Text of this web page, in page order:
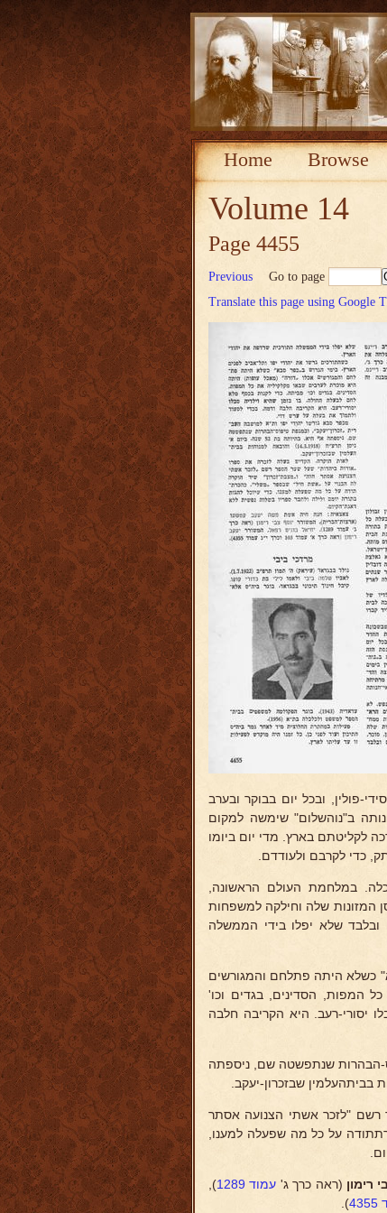
Home Browse
Volume 14
Page 4455
Previous Go to page
Translate this page using Google
פולין, ובכל יום בבוקר ובערב
ב"נוהשלום" שימשה למקום
לקליטתם בארץ. מדי יום ביומו
כדי לקרבם ולעודדם.
במלחמת העולם הראשונה,
שלה וחילקה למשפחות
ובלבד שלא יפלו בידי הממשלה
כשלא היתה פתלחם והמגורשים
המפות, הסדינים, בגדים וכו'
יסורי-רעב. היא הקריבה חלבה
הבהרות שנתפשטה שם, ניספתה
רשם "לזכר אשתי הצנועה אסתר
על כל מה שפעלה למענו,
רימון (ראה כרך ג' עמוד 1289
),
).